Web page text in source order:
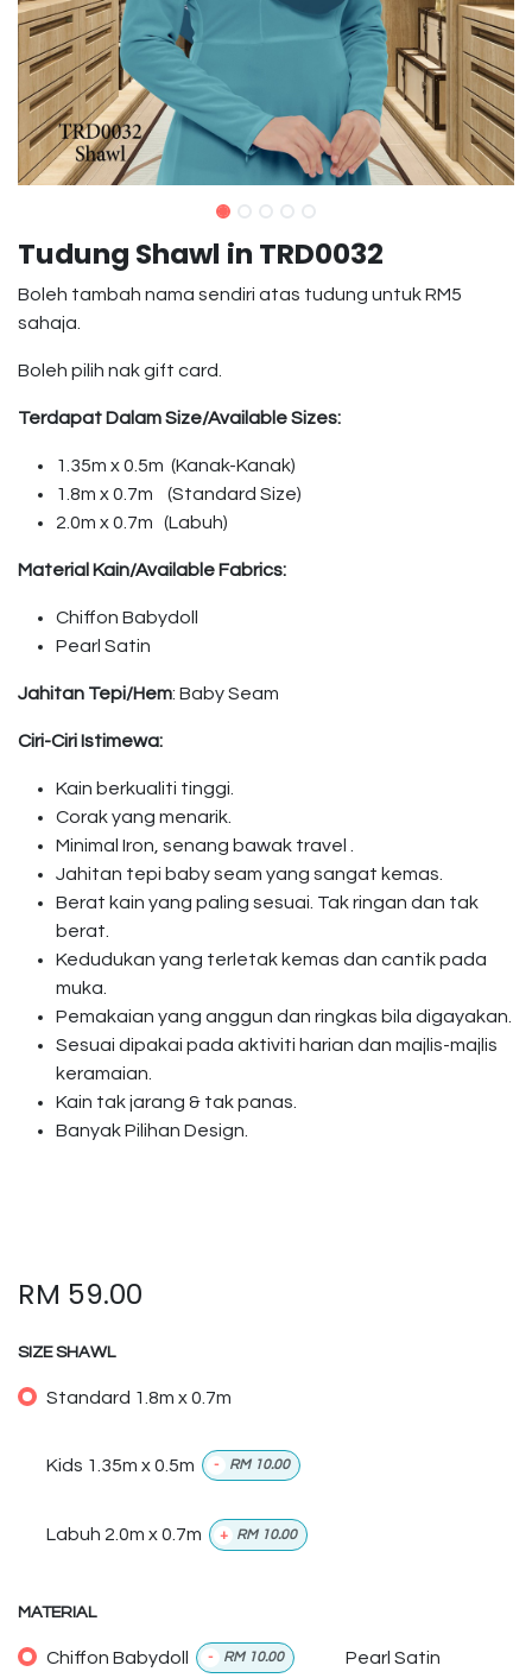
Tudung Shawl in TRD0032
Boleh tambah nama sendiri atas tudung untuk RM5
sahaja.
Boleh pilih nak gift card.
Terdapat Dalam Size/Available Sizes:
1.35m x 0.5m (Kanak-Kanak)
1.8m x 0.7m (Standard Size)
2.0m x 0.7m (Labuh)
Material Kain/Available Fabrics:
Chiffon Babydoll
Pearl Satin
Jahitan Tepi/Hem: Baby Seam
Ciri-Ciri Istimewa:
Kain berkualiti tinggi.
Corak yang menarik.
Minimal Iron, senang bawak travel .
Jahitan tepi baby seam yang sangat kemas.
Berat kain yang paling sesuai. Tak ringan dan tak
berat.
Kedudukan yang terletak kemas dan cantik pada
muka.
Pemakaian yang anggun dan ringkas bila digayakan.
Sesuai dipakai pada aktiviti harian dan majlis-majlis
keramaian.
Kain tak jarang & tak panas.
Banyak Pilihan Design.
RM 59.00
SIZE SHAWL
Standard 1.8m x 0.7m
Kids 1.35m x 0.5m - RM 10.00
Labuh 2.0m x 0.7m + RM 10.00
MATERIAL
Chiffon Babydoll - RM 10.00 Pearl Satin